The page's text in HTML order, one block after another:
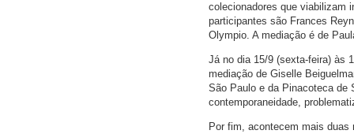
colecionadores que viabilizam
participantes são Frances
Olympio. A mediação é de
Já no dia 15/9 (sexta-feira) às
mediação de Giselle
São Paulo e da Pinacoteca de
contemporaneidade,
Por fim, acontecem mais